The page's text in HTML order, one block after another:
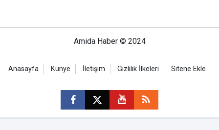
Amida Haber © 2024
Anasayfa Künye İletişim Gizlilik İlkeleri Sitene Ekle